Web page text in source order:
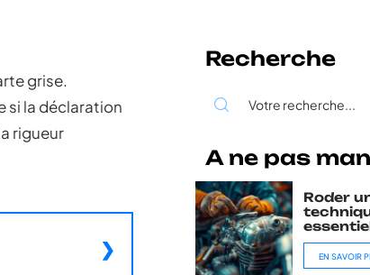
grise.
si la déclaration
rigueur
Recherche
A ne pas
Roder
EN SAVOIR